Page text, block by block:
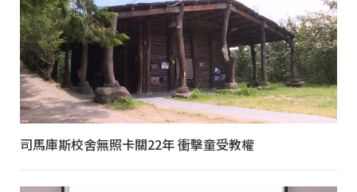
司馬庫斯校舍無照卡關22年 衝擊童受教權